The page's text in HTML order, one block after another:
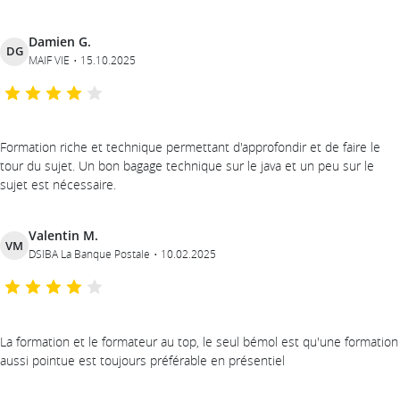
DG
Damien G.
MAIF VIE 15.10.2025
Formation riche et technique permettant d'approfondir et de faire le
tour du sujet. Un bon bagage technique sur le java et un peu sur le
sujet est nécessaire.
VM
Valentin M.
DSIBA La Banque Postale 10.02.2025
La formation et le formateur au top, le seul bémol est qu'une formation
aussi pointue est toujours préférable en présentiel